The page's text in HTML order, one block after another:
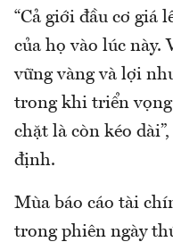
“Cả giới đầu cơ giá
của họ vào lúc này.
vững vàng và lợi
trong khi triển
chặt là còn kéo
định.
Mùa báo cáo tài
trong phiên ngày